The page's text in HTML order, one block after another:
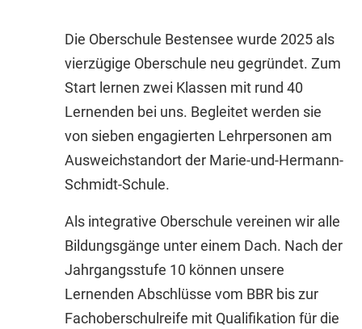
Die Oberschule Bestensee wurde 2025 als
vierzügige Oberschule neu gegründet. Zum
Start lernen zwei Klassen mit rund 40
Lernenden bei uns. Begleitet werden sie
von sieben engagierten Lehrpersonen am
Ausweichstandort der Marie-und-Hermann-
Schmidt-Schule.
Als integrative Oberschule vereinen wir alle
Bildungsgänge unter einem Dach. Nach der
Jahrgangsstufe 10 können unsere
Lernenden Abschlüsse vom BBR bis zur
Fachoberschulreife mit Qualifikation für die